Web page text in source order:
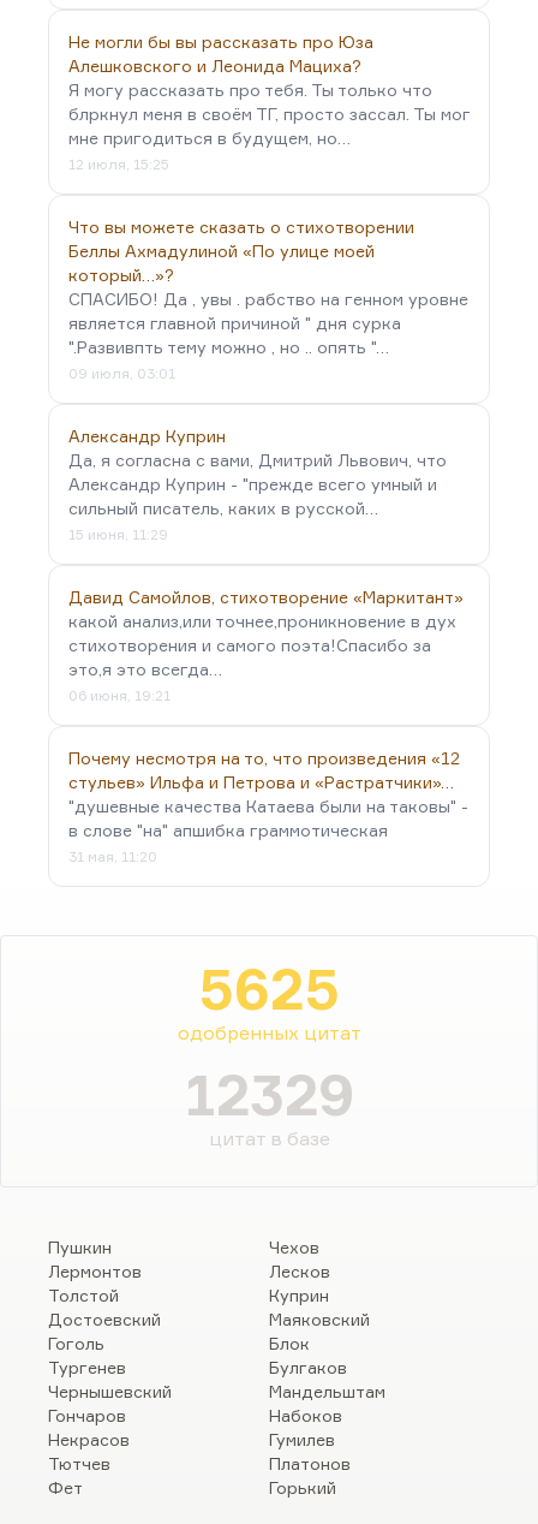
Не могли бы вы рассказать про Юза
Алешковского и Леонида Мациха?
Я могу рассказать про тебя. Ты только что
блркнул меня в своём ТГ, просто зассал. Ты мог
мне пригодиться в будущем, но…
12 июля, 15:25
Что вы можете сказать о стихотворении
Беллы Ахмадулиной «По улице моей
который…»?
СПАСИБО! Да , увы . рабство на генном уровне
является главной причиной " дня сурка
".Развивпть тему можно , но .. опять "…
09 июля, 03:01
Александр Куприн
Да, я согласна с вами, Дмитрий Львович, что
Александр Куприн - "прежде всего умный и
сильный писатель, каких в русской…
15 июня, 11:29
Давид Самойлов, стихотворение «Маркитант»
какой анализ,или точнее,проникновение в дух
стихотворения и самого поэта!Спасибо за
это,я это всегда…
06 июня, 19:21
Почему несмотря на то, что произведения «12
стульев» Ильфа и Петрова и «Растратчики»…
"душевные качества Катаева были на таковы" -
в слове "на" апшибка граммотическая
31 мая, 11:20
5625
одобренных цитат
12329
цитат в базе
Пушкин
Лермонтов
Толстой
Достоевский
Гоголь
Тургенев
Чернышевский
Гончаров
Некрасов
Тютчев
Фет
Чехов
Лесков
Куприн
Маяковский
Блок
Булгаков
Мандельштам
Набоков
Гумилев
Платонов
Горький